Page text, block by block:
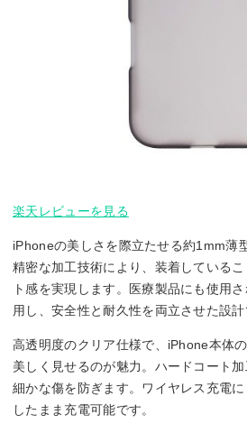
楽天レビューを見る
iPhoneの美しさを際立たせる約1mm薄
精密な加工技術により、装着している
ト感を実現します。医療製品にも使用
用し、安全性と耐久性を両立させた設計
高透明度のクリア仕様で、iPhone本体
美しく見せるのが魅力。ハードコート
細かな傷を防ぎます。ワイヤレス充電
したまま充電可能です。